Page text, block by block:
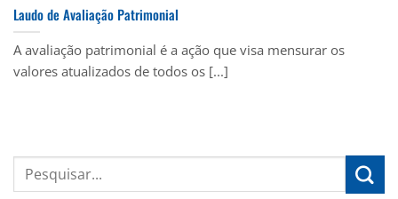
Laudo de Avaliação Patrimonial
A avaliação patrimonial é a ação que visa mensurar os
valores atualizados de todos os [...]